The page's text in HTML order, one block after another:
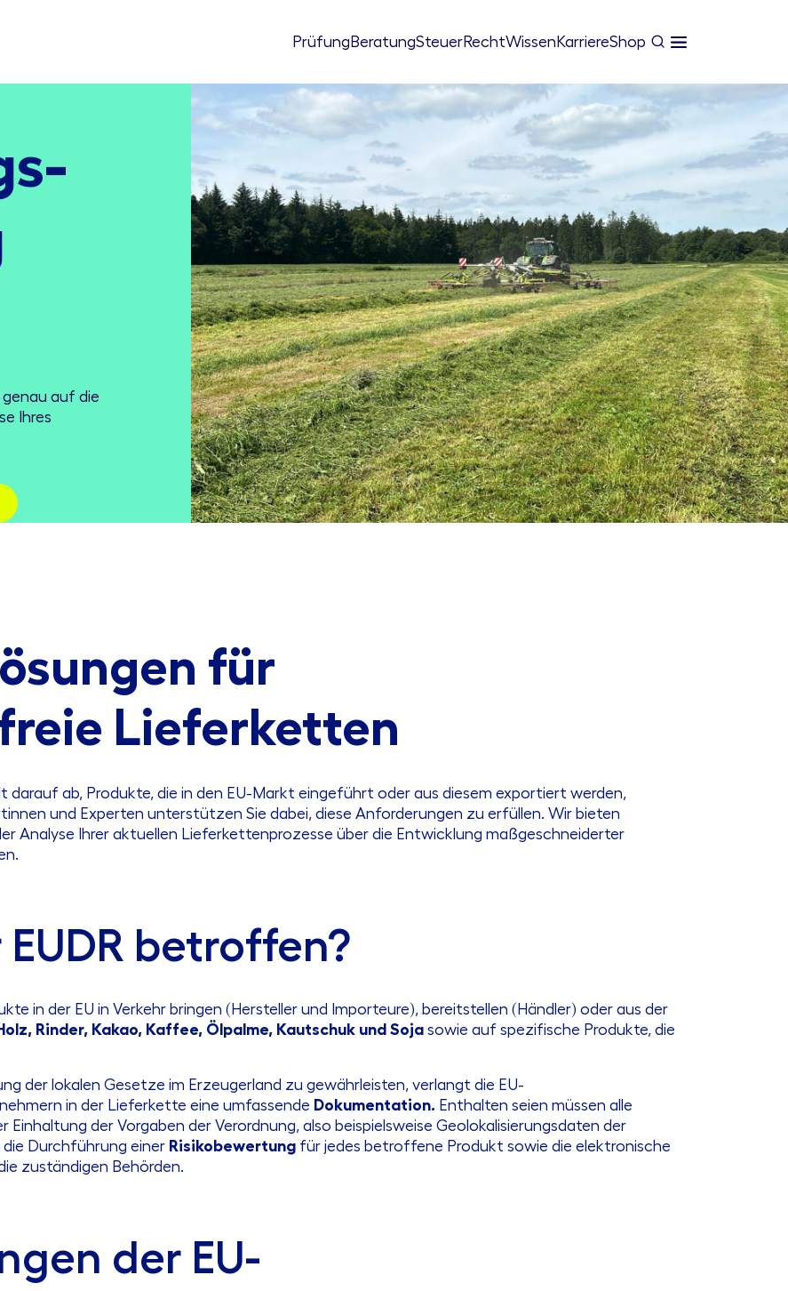
Prüfung BeratungSteuerRechtWissen KarriereShop
auf die
Ihres
für
Lieferketten
darauf ab, Produkte, die in den EU-Markt eingeführt oder aus diesem exportiert werden,
und Experten unterstützen Sie dabei, diese Anforderungen zu erfüllen. Wir bieten
Analyse Ihrer aktuellen Lieferkettenprozesse über die Entwicklung maßgeschneiderter
betroffen?
in der EU in Verkehr bringen (Hersteller und Importeure), bereitstellen (Händler) oder aus der
Rinder, Kakao, Kaffee, Ölpalme, Kautschuk und Soja sowie auf spezifische Produkte, die
der lokalen Gesetze im Erzeugerland zu gewährleisten, verlangt die EU-
in der Lieferkette eine umfassende Dokumentation. Enthalten seien müssen alle
der Vorgaben der Verordnung, also beispielsweise Geolokalisierungsdaten der
Durchführung einer Risikobewertung für jedes betroffene Produkt sowie die elektronische
zuständigen Behörden.
der EU-